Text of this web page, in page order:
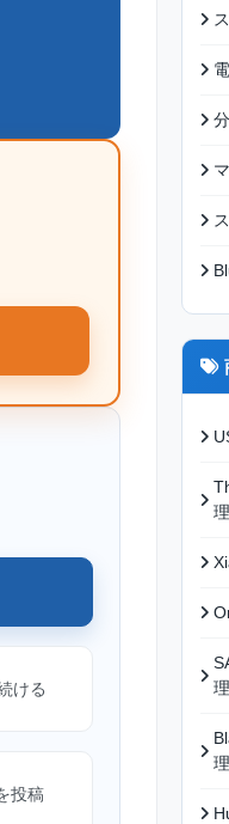
ける
投稿
理
理
理